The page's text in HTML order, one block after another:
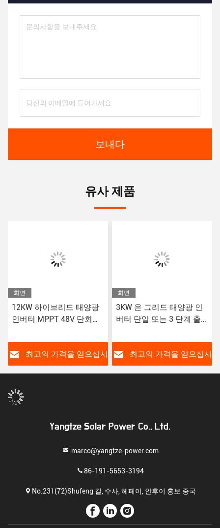
보내다
유사 제품
화면
12KW 하이브리드 태양광
인버터 MPPT 48V 단회로
최고의 가격을 얻으십시
화면
3KW 온 그리드 태양광 인
버터 단일 또는 3 단계 출
최고의 가격을 얻으십시
Yangtze Solar Power Co., Ltd.
marco@yangtze-power.com
86-191-5653-3194
No.231(72)Shufeng 길, 수사, 헤페이, 안후이 홍보 중국